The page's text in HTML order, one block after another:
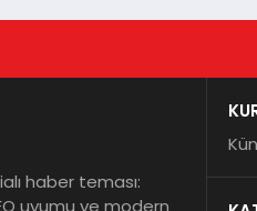
haber teması:
uyumu ve modern